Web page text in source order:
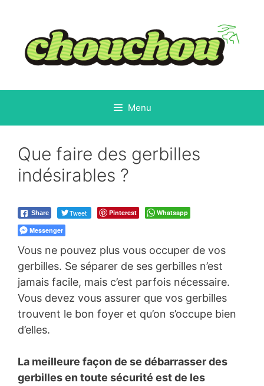
contenu
Menu
Que faire des gerbilles
indésirables ?
Share Tweet Pinterest
Whatsapp
Messenger
Vous ne pouvez plus vous occuper de vos
gerbilles. Se séparer de ses gerbilles n’est
jamais facile, mais c’est parfois nécessaire.
Vous devez vous assurer que vos gerbilles
trouvent le bon foyer et qu’on s’occupe bien
d’elles.
La meilleure façon de se débarrasser des
gerbilles en toute sécurité est de les